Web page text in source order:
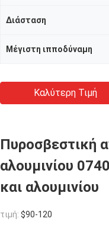
Διάσταση
Μέγιστη ιπποδύναμη
Καλύτερη Τιμή
Πυροσβεστική
αλουμινίου
και αλουμινίου
τιμή: $90-120